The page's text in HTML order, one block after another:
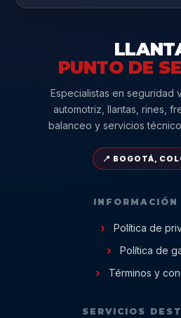
PUNTO DE
Especialistas en seguridad
automotriz, llantas, rines,
balanceo y servicios
📍 BOGOTÁ,
INFORMACIÓN
Política de
Política de
Términos y
SERVICIOS